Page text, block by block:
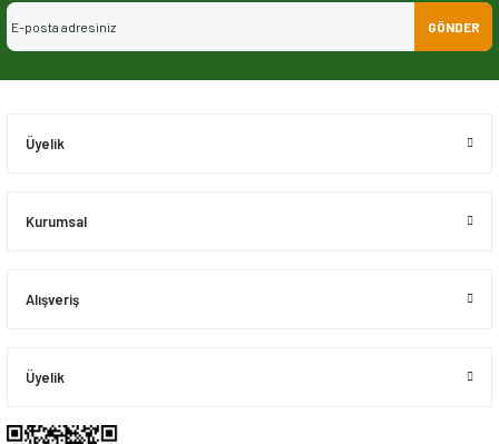
Ürün resmi kalitesiz, bozuk veya görüntülenemiyor.
GÖNDER
Üyelik
Kurumsal
Alışveriş
Üyelik